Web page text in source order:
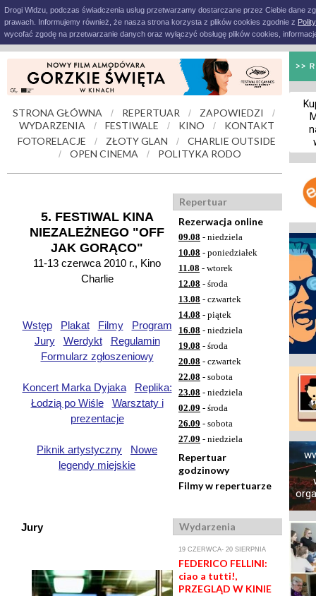
Drogi Widzu, podczas świadczenia usług przetwarzamy dostarczane przez Ciebie dane
prawach. Informujemy również, że nasza strona korzysta z plików cookies zgodnie z
wycofać zgodę na przetwarzanie danych oraz wyłączyć obsługę plików cookies,
STRONA GŁÓWNA / REPERTUAR / ZAPOWIEDZI /
WYDARZENIA / FESTIWALE / KINO /
KONTAKT
FOTORELACJE
/ ZŁOTY GLAN / CHARLIE OUTSIDE
/ OPEN CINEMA / POLITYKA RODO
5. FESTIWAL KINA
NIEZALEŻNEGO "OFF
JAK GORĄCO"
11-13 czerwca 2010 r., Kino
Charlie
Wstęp Plakat Filmy
Program
Jury
Werdykt
Regulamin
Formularz zgłoszeniowy
Koncert Marka Dyjaka
Replika:
Łodzią po Wiśle
Warsztaty i
prezentacje
Piknik artystyczny
Nowe
legendy miejskie
Jury
Repertuar
Rezerwacja online
09.08 - niedziela
10.08 - poniedziałek
11.08 - wtorek
12.08 - środa
13.08 - czwartek
14.08 - piątek
16.08 - niedziela
19.08 - środa
20.08 - czwartek
22.08 - sobota
23.08 - niedziela
02.09 - środa
26.09 - sobota
27.09 - niedziela
Repertuar
godzinowy
Filmy w repertuarze
Wydarzenia
19 CZERWCA- 20 SIERPNIA
FEDERICO FELLINI:
ciao a tutti!,
PRZEGLĄD W KINIE